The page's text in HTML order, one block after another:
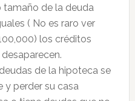
de la deuda
( No es raro ver
los créditos
de la hipoteca se
y perder su casa